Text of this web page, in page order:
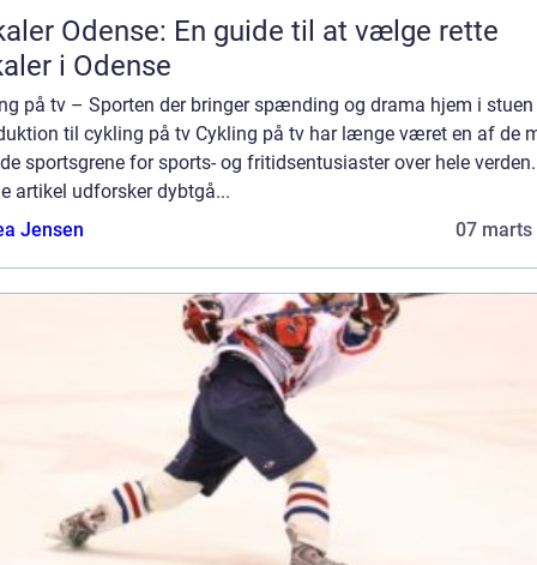
Odense: En guide til at vælge rette
i Odense
på tv – Sporten der bringer spænding og drama hjem i stuen
til cykling på tv Cykling på tv har længe været en af de
sportsgrene for sports- og fritidsentusiaster over hele verden.
artikel udforsker dybtgå...
Jensen
07 marts